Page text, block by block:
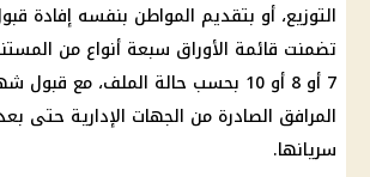
التوزيع، أو بتقديم المواطن بنفسه إفادة
تضمنت قائمة الأوراق سبعة أنواع من
7 أو 8 أو 10 بحسب حالة الملف، مع
المرافق الصادرة من الجهات الإدارية حتى
سريانها.